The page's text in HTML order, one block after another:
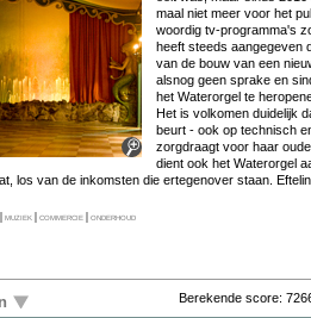
maal niet meer voor het
woor­dig tv-pro­gram­ma's
heeft steeds aan­ge­ge­ven
van de bouw van een
als­nog geen spra­ke en
het Wa­ter­or­gel te
Het is vol­ko­men dui­de­lijk
beurt - ook op tech­nisch
zorgdraagt voor haar
dient ook het Wa­ter­or­gel
los van de in­kom­sten die er­te­gen­over staan.
|muziek |commercie |onderhoud
Berekende score: